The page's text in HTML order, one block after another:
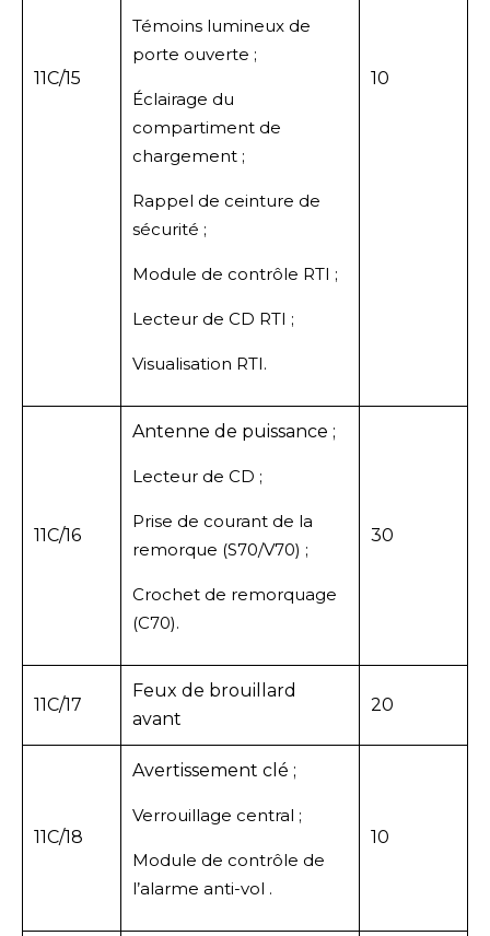
11C/15
Témoins lumineux de
porte ouverte ;
Éclairage du
compartiment de
chargement ;
Rappel de ceinture de
sécurité ;
Module de contrôle RTI ;
Lecteur de CD RTI ;
Visualisation RTI.
10
11C/16
Antenne de puissance ;
Lecteur de CD ;
Prise de courant de la
remorque (S70/V70) ;
Crochet de remorquage
(C70).
30
11C/17
Feux de brouillard
avant
20
11C/18
Avertissement clé ;
Verrouillage central ;
Module de contrôle de
l’alarme anti-vol .
10